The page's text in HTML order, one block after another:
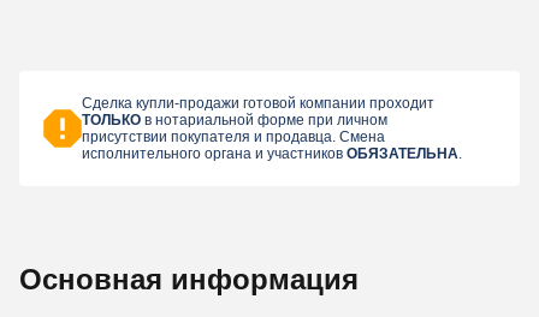
Сделка купли-продажи готовой компании проходит
ТОЛЬКО в нотариальной форме при личном
присутствии покупателя и продавца. Смена
исполнительного органа и участников ОБЯЗАТЕЛЬНА.
Основная информация